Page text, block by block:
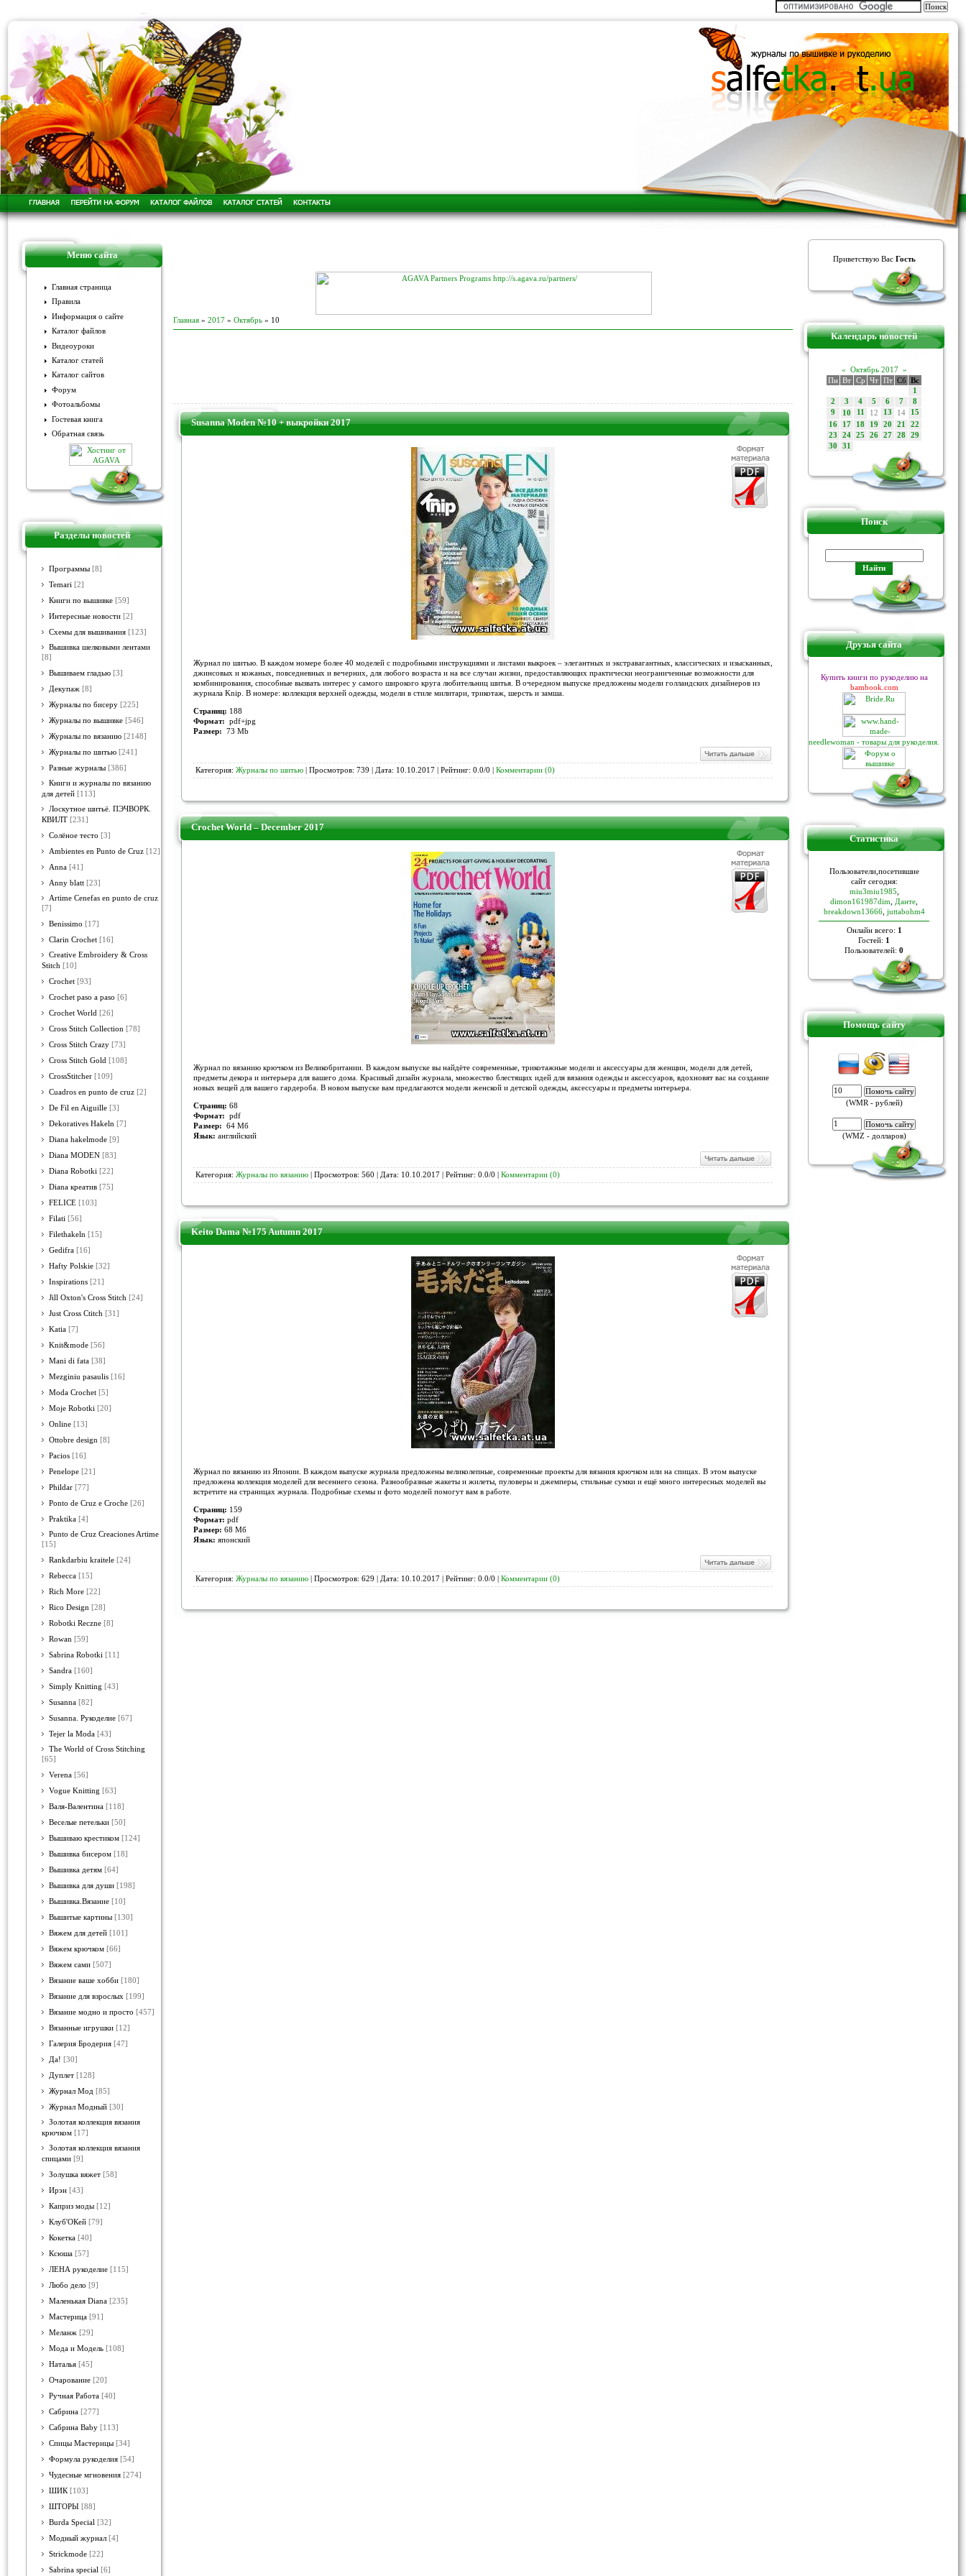
Меню сайта
Главная страница
Правила
Информация о сайте
Каталог файлов
Видеоуроки
Каталог статей
Каталог сайтов
Форум
Фотоальбомы
Гостевая книга
Обратная связь
Разделы новостей
Программы [8]
Temari [2]
Книги по вышивке [59]
Интересные новости [2]
Схемы для вышивания [123]
Вышивка шелковыми лентами
[8]
Вышиваем гладью [3]
Декупаж [8]
Журналы по бисеру [225]
Журналы по вышивке [546]
Журналы по вязанию [2148]
Журналы по шитью [241]
Разные журналы [386]
Книги и журналы по вязанию
для детей [113]
Лоскутное шитьё. ПЭЧВОРК.
КВИЛТ [231]
Солёное тесто [3]
Ambientes en Punto de Cruz [12]
Anna [41]
Anny blatt [23]
Artime Cenefas en punto de cruz
[7]
Benissimo [17]
Clarin Crochet [16]
Creative Embroidery & Cross
Stitch [10]
Crochet [93]
Crochet paso a paso [6]
Crochet World [26]
Cross Stitch Collection [78]
Cross Stitch Crazy [73]
Cross Stitch Gold [108]
CrossStitcher [109]
Cuadros en punto de cruz [2]
De Fil en Aiguille [3]
Dekoratives Hakeln [7]
Diana hakelmode [9]
Diana MODEN [83]
Diana Robotki [22]
Diana креатив [75]
FELICE [103]
Filati [56]
Filethakeln [15]
Gedifra [16]
Hafty Polskie [32]
Inspirations [21]
Jill Oxton's Cross Stitch [24]
Just Cross Ctitch [31]
Katia [7]
Knit&mode [56]
Mani di fata [38]
Mezginiu pasaulis [16]
Moda Crochet [5]
Moje Robotki [20]
Online [13]
Ottobre design [8]
Pacios [16]
Penelope [21]
Phildar [77]
Ponto de Cruz e Croche [26]
Praktika [4]
Punto de Cruz Creaciones Artime
[15]
Rankdarbiu kraitele [24]
Rebecca [15]
Rich More [22]
Rico Design [28]
Robotki Reczne [8]
Rowan [59]
Sabrina Robotki [11]
Sandra [160]
Simply Knitting [43]
Susanna [82]
Susanna. Рукоделие [67]
Tejer la Moda [43]
The World of Cross Stitching
[65]
Verena [56]
Vogue Knitting [63]
Валя-Валентина [118]
Веселые петельки [50]
Вышиваю крестиком [124]
Вышивка бисером [18]
Вышивка детям [64]
Вышивка для души [198]
Вышивка.Вязание [10]
Вышитые картины [130]
Вяжем для детей [101]
Вяжем крючком [66]
Вяжем сами [507]
Вязание ваше хобби [180]
Вязание для взрослых [199]
Вязание модно и просто [457]
Вязанные игрушки [12]
Галерия Бродерия [47]
Да! [30]
Дуплет [128]
Журнал Мод [85]
Журнал Модный [30]
Золотая коллекция вязания
крючком [17]
Золотая коллекция вязания
спицами [9]
Золушка вяжет [58]
Ирэн [43]
Каприз моды [12]
Клуб'ОКей [79]
Кокетка [40]
Ксюша [57]
ЛЕНА рукоделие [115]
Любо дело [9]
Маленькая Diana [235]
Мастерица [91]
Меланж [29]
Мода и Модель [108]
Наталья [45]
Очарование [20]
Ручная Работа [40]
Сабрина [277]
Сабрина Baby [113]
Спицы Мастерицы [34]
Формула рукоделия [54]
Чудесные мгновения [274]
ШИК [103]
ШТОРЫ [88]
Burda Special [32]
Модный журнал [4]
Strickmode [22]
Sabrina special [6]
Главная » 2017 » Октябрь » 10
Susanna Moden №10 + выкройки 2017
Журнал по шитью. В каждом номере более 40 моделей с подробными инструкциями и листами выкроек – элегантных и экстравагантных, классических и изысканных,
джинсовых и кожаных, повседневных и вечерних, для любого возраста и на все случаи жизни, предоставляющих практически неограниченные возможности для
комбинирования, способные вызвать интерес у самого широкого круга любительниц шитья. В очередном выпуске предложены модели голландских дизайнеров из
журнала Knip. В номере: коллекция верхней одежды, модели в стиле милитари, трикотаж, шерсть и замша.
Страниц: 188
Формат: pdf+jpg
Размер: 73 Mb
Категория: Журналы по шитью | Просмотров: 739 | Дата: 10.10.2017 | Рейтинг: 0.0/0 | Комментарии (0)
Crochet World – December 2017
Журнал по вязанию крючком из Великобритании. В каждом выпуске вы найдёте современные, трикотажные модели и аксессуары для женщин, модели для детей,
предметы декора и интерьера для вашего дома. Красивый дизайн журнала, множество блестящих идей для вязания одежды и аксессуаров, вдохновят вас на создание
новых вещей для вашего гардероба. В новом выпуске вам предлагаются модели женской и детской одежды, аксессуары и предметы интерьера.
Страниц: 68
Формат: pdf
Размер: 64 Мб
Язык: английский
Категория: Журналы по вязанию | Просмотров: 560 | Дата: 10.10.2017 | Рейтинг: 0.0/0 | Комментарии (0)
Keito Dama №175 Autumn 2017
Журнал по вязанию из Японии. В каждом выпуске журнала предложены великолепные, современные проекты для вязания крючком или на спицах. В этом выпуске
предложена коллекция моделей для весеннего сезона. Разнообразные жакеты и жилеты, пуловеры и джемперы, стильные сумки и ещё много интересных моделей вы
встретите на страницах журнала. Подробные схемы и фото моделей помогут вам в работе.
Страниц: 159
Формат: pdf
Размер: 68 Мб
Язык: японский
Категория: Журналы по вязанию | Просмотров: 629 | Дата: 10.10.2017 | Рейтинг: 0.0/0 | Комментарии (0)
Приветствую Вас Гость
Календарь новостей
« Октябрь 2017 »
Пн Вт Ср Чт Пт Сб Вс
1
2
3 4 5 6 7
8
9
10 11 12 13 14
15
16
17 18 19 20 21
22
23
24 25 26 27 28
29
30
31
Поиск
Друзья сайта
Купить книги по рукоделию на
bambook.com
needlewoman - товары для рукоделия.
Статистика
Пoльзoвaтели,пoceтившие
caйт ceгoдня:
miu3miu1985
dimon161987dim
Данте
breakdown13666, juttabohm4
Онлайн всего: 1
Гостей: 1
Пользователей: 0
Помощь сайту
(WMR - рублей)
(WMZ - долларов)